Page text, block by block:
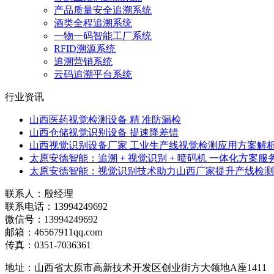
产品质量安全追溯系统
酒类全程追溯系统
一物一码智能工厂系统
RFID溯源系统
追溯营销系统
云码追溯平台系统
行业资讯
山西医药视觉检测设备 精 准防漏检
山西仓储视觉识别设备 提速降差错
山西视觉识别设备厂家 工业生产线视觉检测应用方案解
太原安德智能：追溯 + 视觉识别 + 喷码机 一体化方案服
太原安德智能：视觉识别技术助力山西厂家提升产线检
联系人：殷经理
联系电话：13994249692
微信号：13994249692
邮箱：46567911qq.com
传真：0351-7036361
地址：山西省太原市高新技术开发区创业街方大领地A座1411